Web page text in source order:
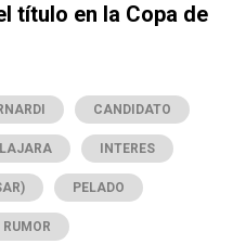
título en la Copa de
CANDIDATO
INTERES
PELADO
RUMOR